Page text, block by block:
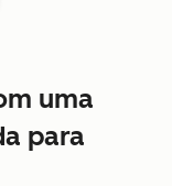
uma
para